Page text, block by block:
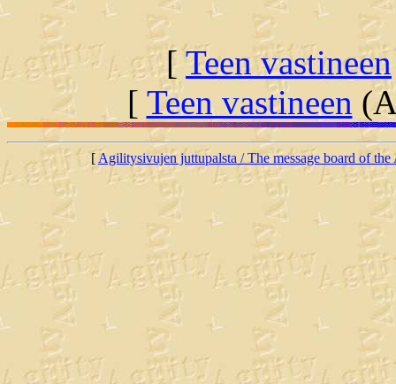
[Teen vastineen
[ Teen vastineen
[Agilitysivujen juttupalsta / The message board of